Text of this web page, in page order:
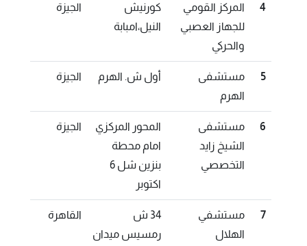
4
المركز القومي
للجهاز العصبي
والحركي
كورنيش
النيل،امبابة
الجيزة
5
مستشفى
الهرم
أول ش. الهرم الجيزة
6
مستشفى
الشيخ زايد
التخصصي
المحور المركزي
امام محطة
بنزين شل 6
اكتوبر
الجيزة
7
مستشفي
الهلال
34 ش
رمسيس ميدان
القاهرة